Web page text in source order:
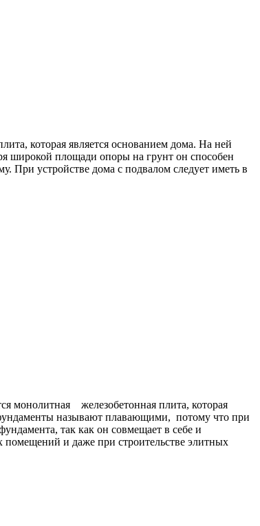
которая является основанием дома. На ней
широкой площади опоры на грунт он способен
При устройстве дома с подвалом следует иметь в
монолитная железобетонная плита, которая
называют плавающими, потому что при
так как он совмещает в себе и
помещений и даже при строительстве элитных